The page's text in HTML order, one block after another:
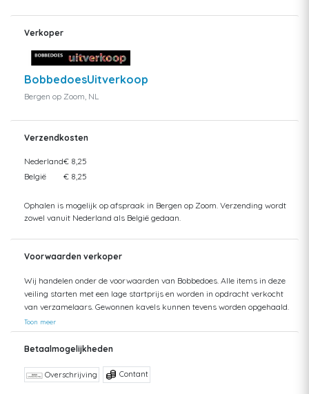
Verkoper
BobbedoesUitverkoop
Bergen op Zoom, NL
Verzendkosten
Nederland€ 8,25
België
€ 8,25
Ophalen is mogelijk op afspraak in Bergen op Zoom. Verzending wordt
zowel vanuit Nederland als België gedaan.
Voorwaarden verkoper
Wij handelen onder de voorwaarden van Bobbedoes. Alle items in deze
veiling starten met een lage startprijs en worden in opdracht verkocht
van verzamelaars. Gewonnen kavels kunnen tevens worden opgehaald.
Uw aankopen worden gecombineerd verzonden om hoge verzendkosten
te kunnen beperken. Zendingen worden gedaan vanuit zowel België als
Nederland. Bij verzending van bedragen hoger dan €75 wordt een
hoger uitvallen dan het getoonde tarief aangezien de uiteindelijke
verkoopprijs niet altijd bekend is. Bij een aangetekende zending bent u
Toon meer
Betaalmogelijkheden
Overschrijving Contant